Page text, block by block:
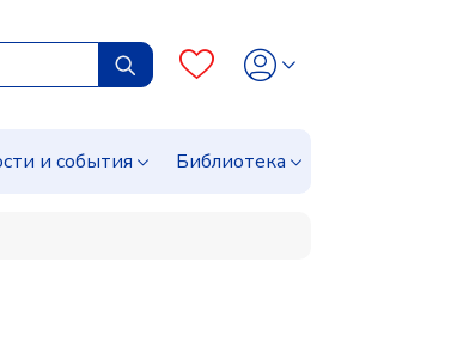
и события Библиотека